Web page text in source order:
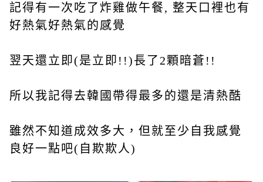
記得有一次吃了炸雞做午餐, 整天口裡也有
好熱氣好熱氣的感覺
翌天還立即(是立即!!)長了2顆暗蒼!!
所以我記得去韓國帶得最多的還是清熱酷
雖然不知道成效多大，但就至少自我感覺
良好一點吧(自欺欺人)